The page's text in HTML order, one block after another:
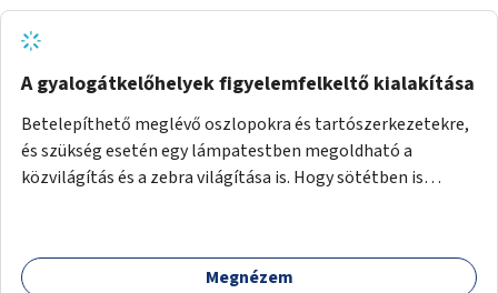
A gyalogátkelőhelyek figyelemfelkeltő kialakítása
Betelepíthető meglévő oszlopokra és tartószerkezetekre,
és szükség esetén egy lámpatestben megoldható a
közvilágítás és a zebra világítása is. Hogy sötétben is
Megnézem